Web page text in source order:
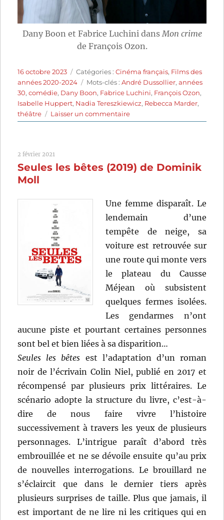
Dany Boon et Fabrice Luchini dansMon crime
de François Ozon.
Publié
le
16 octobre 2023 Catégories
Catégories :Cinéma français, Films des
années 2020-2024
Étiquettes
Mots-clés :André Dussollier,années
30,comédie, Dany Boon, Fabrice Luchini, François Ozon,
Isabelle Huppert, Nadia Tereszkiewicz, Rebecca Marder,
théâtre
Laisser un commentairesur
Mon
François
2 février 2021
Seules les bêtes (2019) de Dominik
Moll
Une femme disparaît. Le
lendemain d’une
tempête de neige, sa
voiture est retrouvée sur
une route qui monte vers
le plateau du Causse
Méjean où subsistent
quelques fermes isolées.
Les gendarmes n’ont
aucune piste et pourtant certaines personnes
sont bel et bien liées à sa disparition…
Seules les bêtes est l’adaptation d’un roman
noir de l’écrivain Colin Niel, publié en 2017 et
récompensé par plusieurs prix littéraires. Le
scénario adopte la structure du livre, c’est-à-
dire de nous faire vivre l’histoire
successivement à travers les yeux de plusieurs
personnages. L’intrigue paraît d’abord très
embrouillée et ne se dévoile ensuite qu’au prix
de nouvelles interrogations. Le brouillard ne
s’éclaircit que dans le dernier tiers après
plusieurs surprises de taille. Plus que jamais, il
est important de ne lire ni les critiques qui en